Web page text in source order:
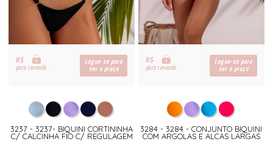
R$
para revenda
Logue-se para
ver o preço
3237 - 3237- BIQUINI CORTININHA
C/ CALCINHA FIO C/ REGULAGEM
R$
para revenda
Logue-se para
ver o preço
3284 - 3284 - CONJUNTO BIQUINI
COM ARGOLAS E ALCAS LARGAS